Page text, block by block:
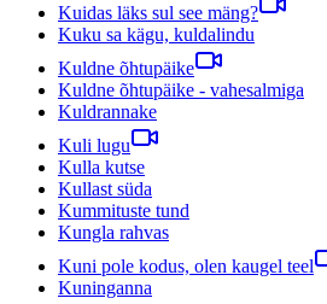
Kuidas läks sul see mäng?
Kuku sa kägu, kuldalindu
Kuldne õhtupäike
Kuldne õhtupäike - vahesalmiga
Kuldrannake
Kuli lugu
Kulla kutse
Kullast süda
Kummituste tund
Kungla rahvas
Kuni pole kodus, olen kaugel teel
Kuninganna